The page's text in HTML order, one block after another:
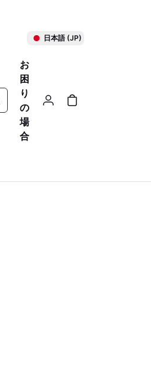
日本語 (JP)
お
困
り
の
場
合